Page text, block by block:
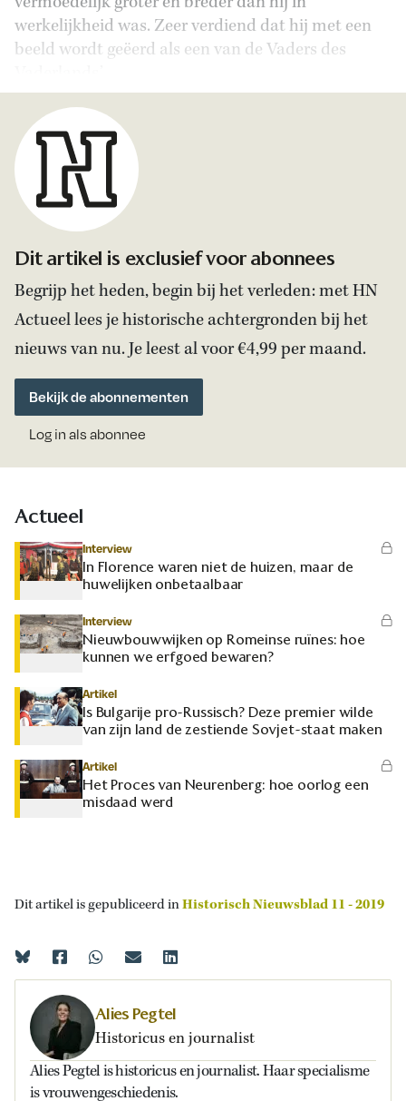
werkelijkheid was. Zeer verdiend dat hij met een
beeld wordt geëerd als een van de Vaders des
Dit artikel is exclusief voor abonnees
Begrijp het heden, begin bij het verleden: met HN
Actueel lees je historische achtergronden bij het
nieuws van nu. Je leest al voor €4,99 per maand.
Bekijk de abonnementen
Log in als abonnee
Actueel
Interview
In Florence waren niet de huizen, maar de
huwelijken onbetaalbaar
Interview
Nieuwbouwwijken op Romeinse ruïnes: hoe
kunnen we erfgoed bewaren?
Artikel
Is Bulgarije pro-Russisch? Deze premier wilde
van zijn land de zestiende Sovjet-staat maken
Artikel
Het Proces van Neurenberg: hoe oorlog een
misdaad werd
Dit artikel is gepubliceerd inHistorisch Nieuwsblad 11 - 2019
Alies Pegtel
Historicus en journalist
Alies Pegtel is historicus en journalist. Haar specialisme
is vrouwengeschiedenis.